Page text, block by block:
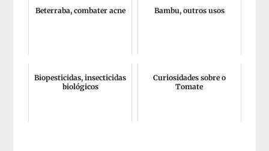
Beterraba, combater acne Bambu, outros usos
Biopesticidas, insecticidas
biológicos
Curiosidades sobre o
Tomate